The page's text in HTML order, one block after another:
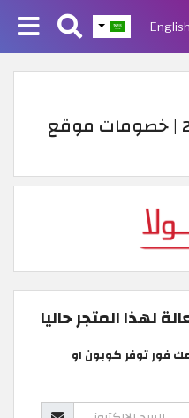
English
كود خصم تافولا 2026 | خصومات موقع
لهذا المتجر حاليا
فور توفر كوبون او